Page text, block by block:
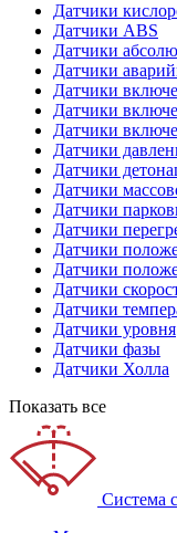
Датчики
Датчики ABS
Датчики
Датчики
Датчики
Датчики
Датчики
Датчики
Датчики
Датчики
Датчики
Датчики
Датчики
Датчики
Датчики
Датчики
Датчики уровня
Датчики фазы
Датчики Холла
Показать все
Система